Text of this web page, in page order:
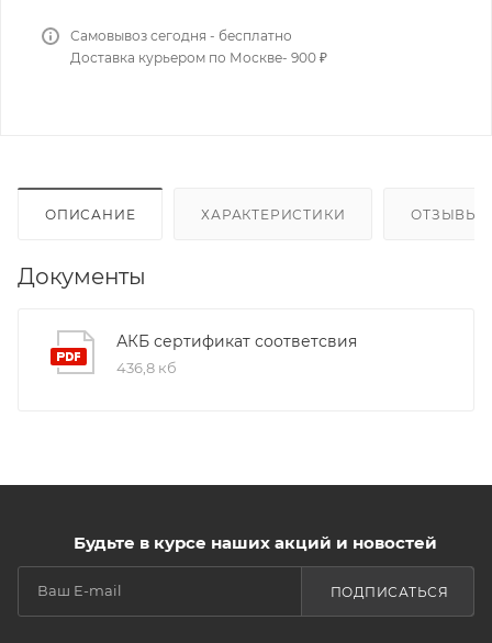
Самовывоз сегодня - бесплатно
Доставка курьером по Москве- 900 ₽
ОПИСАНИЕ ХАРАКТЕРИСТИКИ ОТЗЫВЫ
Документы
АКБ сертификат соответсвия
436,8 кб
Будьте в курсе наших акций и новостей
ПОДПИСАТЬСЯ